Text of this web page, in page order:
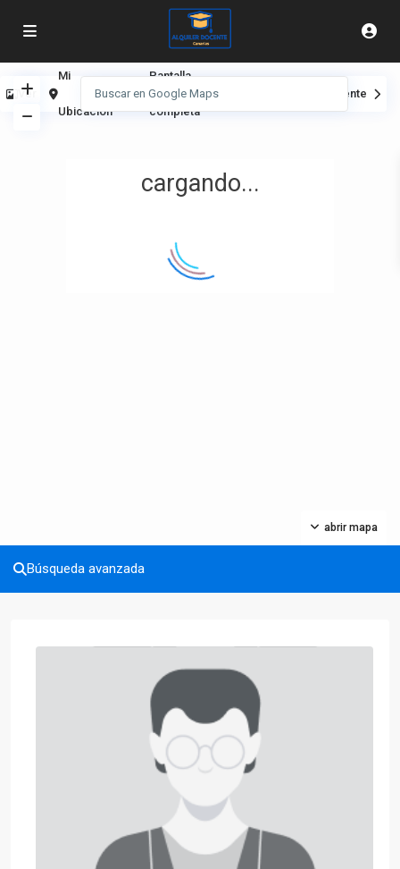
cargando...
abrir mapa
Ver
Mi
Ubicación
Pantalla
completa
Siguiente
Búsqueda avanzada